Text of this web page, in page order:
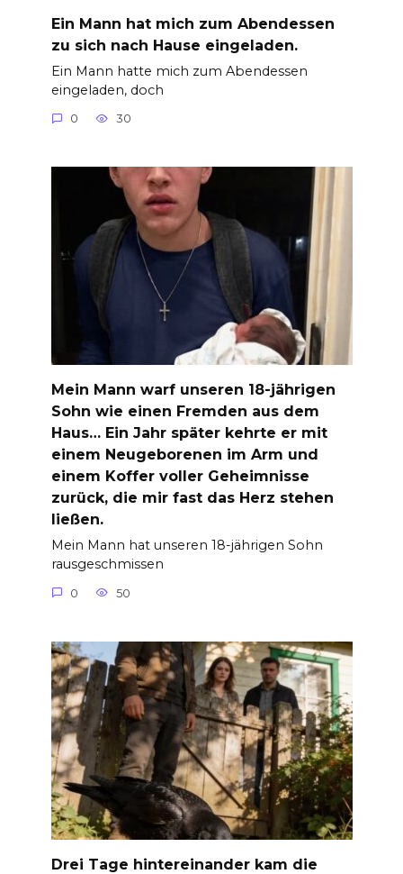
Ein Mann hat mich zum Abendessen
zu sich nach Hause eingeladen.
Ein Mann hatte mich zum Abendessen
eingeladen, doch
0 30
Mein Mann warf unseren 18-jährigen
Sohn wie einen Fremden aus dem
Haus… Ein Jahr später kehrte er mit
einem Neugeborenen im Arm und
einem Koffer voller Geheimnisse
zurück, die mir fast das Herz stehen
ließen.
Mein Mann hat unseren 18-jährigen Sohn
rausgeschmissen
0 50
Drei Tage hintereinander kam die